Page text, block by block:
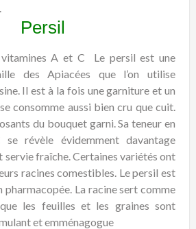
Persil
A et C
Le persil est une
des Apiacées que l’on utilise
Il est à la fois une garniture et un
consomme aussi bien cru que cuit.
du bouquet garni. Sa teneur en
révèle évidemment davantage
servie fraîche. Certaines variétés ont
racines comestibles. Le persil est
pharmacopée. La racine sert comme
les feuilles et les graines sont
et emménagogue